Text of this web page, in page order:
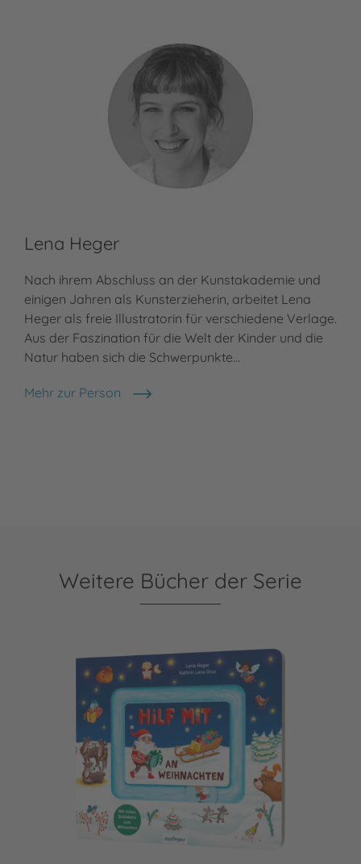
Lena Heger
Nach ihrem Abschluss an der Kunstakademie und
einigen Jahren als Kunsterzieherin, arbeitet Lena
Heger als freie Illustratorin für verschiedene Verlage.
Aus der Faszination für die Welt der Kinder und die
Natur haben sich die Schwerpunkte…
Mehr zur Person
Lena Heger
Weitere Bücher der Serie